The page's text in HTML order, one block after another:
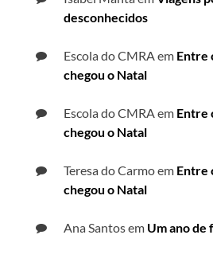
desconhecidos
Escola do CMRA em Entre
chegou o Natal
Escola do CMRA em Entre
chegou o Natal
Teresa do Carmoem Entre
chegou o Natal
Ana Santosem Um ano de